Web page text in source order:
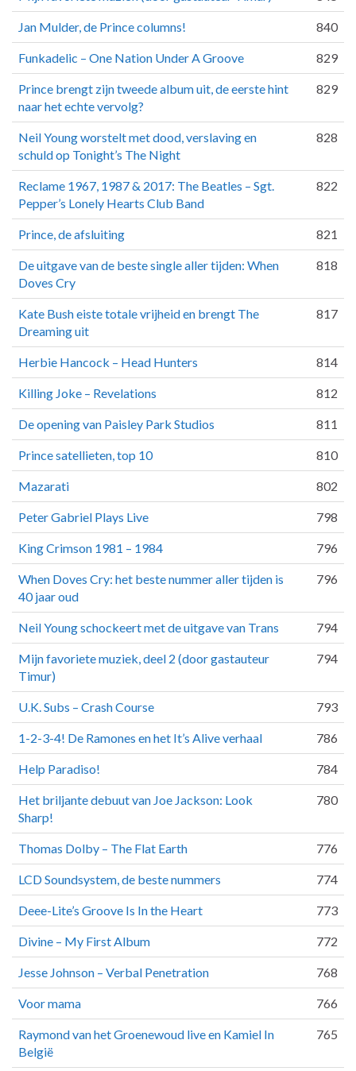
Jan Mulder, de Prince columns! 840
Funkadelic – One Nation Under A Groove 829
Prince brengt zijn tweede album uit, de eerste hint
naar het echte vervolg?
829
Neil Young worstelt met dood, verslaving en
schuld op Tonight’s The Night
828
Reclame 1967, 1987 & 2017: The Beatles – Sgt.
Pepper’s Lonely Hearts Club Band
822
Prince, de afsluiting 821
De uitgave van de beste single aller tijden: When
Doves Cry
818
Kate Bush eiste totale vrijheid en brengt The
Dreaming uit
817
Herbie Hancock – Head Hunters 814
Killing Joke – Revelations 812
De opening van Paisley Park Studios 811
Prince satellieten, top 10 810
Mazarati 802
Peter Gabriel Plays Live 798
King Crimson 1981 – 1984 796
When Doves Cry: het beste nummer aller tijden is
40 jaar oud
796
Neil Young schockeert met de uitgave van Trans 794
Mijn favoriete muziek, deel 2 (door gastauteur
Timur)
794
U.K. Subs – Crash Course 793
1-2-3-4! De Ramones en het It’s Alive verhaal 786
Help Paradiso! 784
Het briljante debuut van Joe Jackson: Look
Sharp!
780
Thomas Dolby – The Flat Earth 776
LCD Soundsystem, de beste nummers 774
Deee-Lite’s Groove Is In the Heart 773
Divine – My First Album 772
Jesse Johnson – Verbal Penetration 768
Voor mama 766
Raymond van het Groenewoud live en Kamiel In
België
765